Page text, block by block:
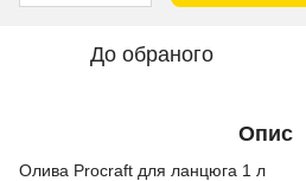
До обраного
Опис
Олива Procraft для ланцюга 1 л